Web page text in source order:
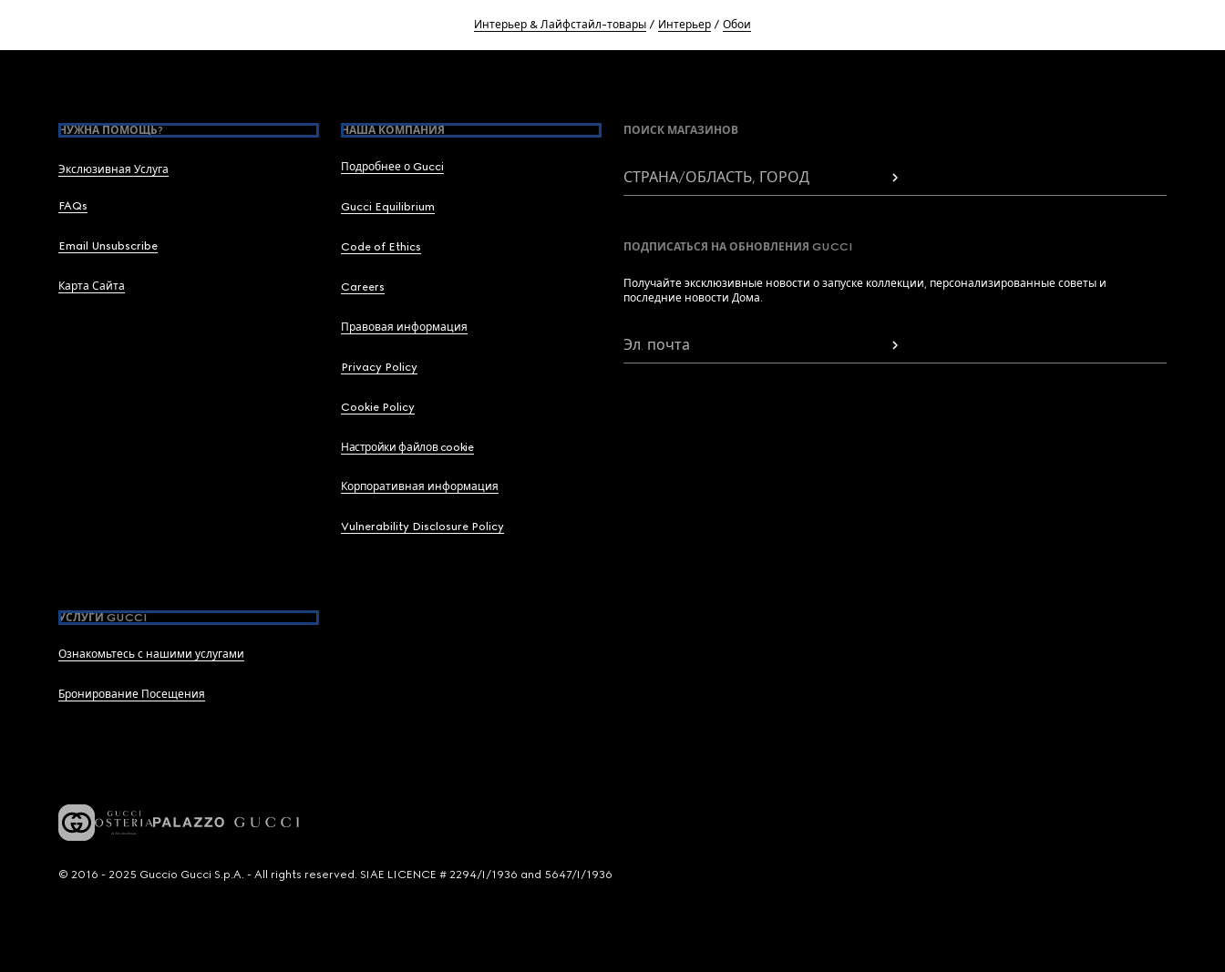
Интерьер & Лайфстайл-товары Интерьер Обои
НУЖНА ПОМОЩЬ?
Экслюзивная Услуга
FAQs
Email Unsubscribe
Карта Сайта
НАША КОМПАНИЯ
Подробнее о Gucci
Gucci Equilibrium
Code of Ethics
Careers
Правовая информация
Privacy Policy
Cookie Policy
Настройки файлов cookie
Корпоративная информация
Vulnerability Disclosure Policy
УСЛУГИ GUCCI
Ознакомьтесь с нашими услугами
Бронирование Посещения
ПОИСК МАГАЗИНОВ
СТРАНА/ОБЛАСТЬ, ГОРОД
ПОДПИСАТЬСЯ НА ОБНОВЛЕНИЯ GUCCI
Получайте эксклюзивные новости о запуске коллекции, персонализированные советы и
последние новости Дома.
Эл. почта
© 2016 - 2025 Guccio Gucci S.p.A. - All rights reserved. SIAE LICENCE # 2294/I/1936 and 5647/I/1936